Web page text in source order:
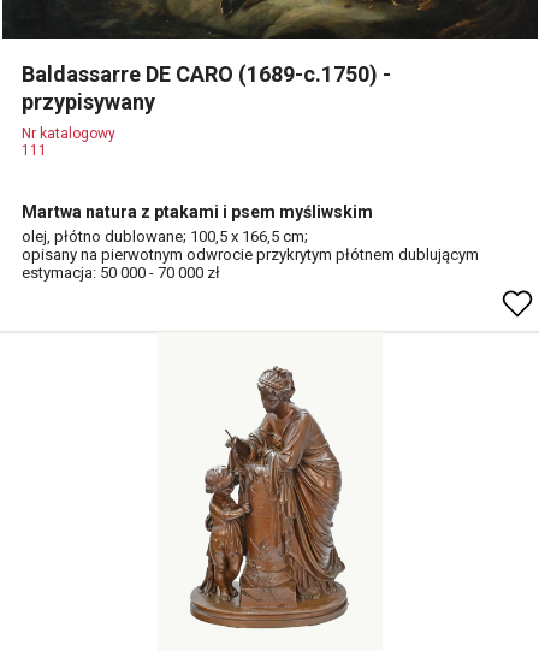
Baldassarre DE CARO (1689-c.1750) -
przypisywany
Nr katalogowy
111
Martwa natura z ptakami i psem myśliwskim
olej, płótno dublowane; 100,5 x 166,5 cm;
opisany na pierwotnym odwrocie przykrytym płótnem dublującym
estymacja: 50 000 - 70 000 zł